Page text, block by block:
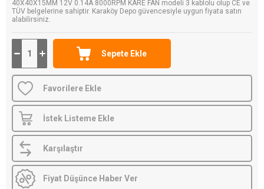
40X40X15MM 12V 0.14A 8000RPM KARE FAN modeli 3 kablolu olup CE ve
TÜV belgelerine sahiptir. Karaköy Depo güvencesiyle uygun fiyata satın
alabilirsiniz.
Favorilere Ekle
İstek Listeme Ekle
Karşılaştır
Fiyat Düşünce Haber Ver